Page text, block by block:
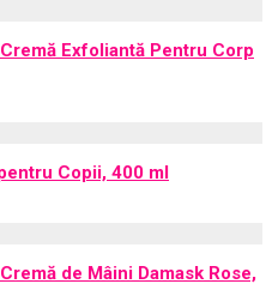
Exfoliantă Pentru Corp
Copii, 400 ml
de Mâini Damask Rose,